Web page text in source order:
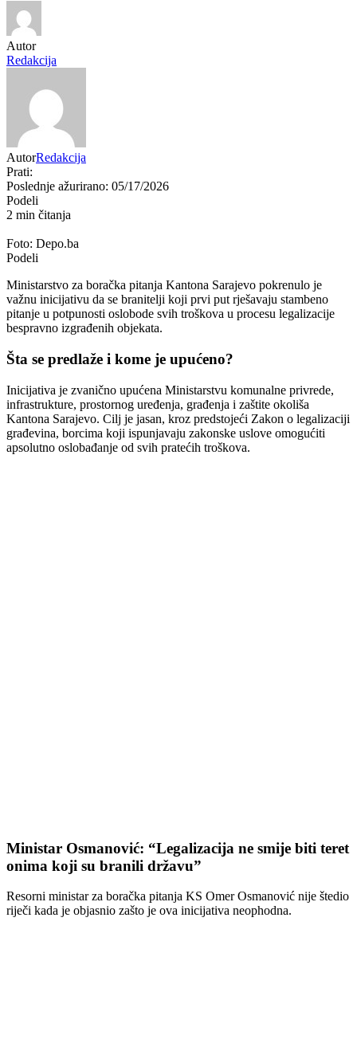
Autor
Redakcija
AutorRedakcija
Prati:
Poslednje ažurirano: 05/17/2026
Podeli
2 min čitanja
Foto: Depo.ba
Podeli
Ministarstvo za boračka pitanja Kantona Sarajevo pokrenulo je
važnu inicijativu da se branitelji koji prvi put rješavaju stambeno
pitanje u potpunosti oslobode svih troškova u procesu legalizacije
bespravno izgrađenih objekata.
Šta se predlaže i kome je upućeno?
Inicijativa je zvanično upućena Ministarstvu komunalne privrede,
infrastrukture, prostornog uređenja, građenja i zaštite okoliša
Kantona Sarajevo. Cilj je jasan, kroz predstojeći Zakon o legalizaciji
građevina, borcima koji ispunjavaju zakonske uslove omogućiti
apsolutno oslobađanje od svih pratećih troškova.
Ministar Osmanović: “Legalizacija ne smije biti teret
onima koji su branili državu”
Resorni ministar za boračka pitanja KS Omer Osmanović nije štedio
riječi kada je objasnio zašto je ova inicijativa neophodna.